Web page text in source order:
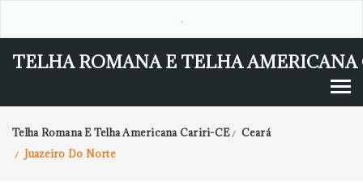
.
TELHA ROMANA E TELHA AMERICANA
Telha Romana E Telha Americana Cariri-CE / Ceará
/ Juazeiro Do Norte